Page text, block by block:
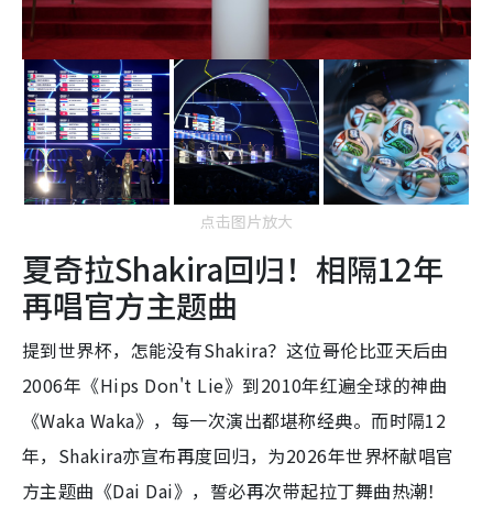
点击图片放大
夏奇拉Shakira回归！相隔12年
再唱官方主题曲
提到世界杯，怎能没有Shakira？这位哥伦比亚天后由
2006年《Hips Don't Lie》到2010年红遍全球的神曲
《Waka Waka》，每一次演出都堪称经典。而时隔12
年，Shakira亦宣布再度回归，为2026年世界杯献唱官
方主题曲《Dai Dai》，誓必再次带起拉丁舞曲热潮！